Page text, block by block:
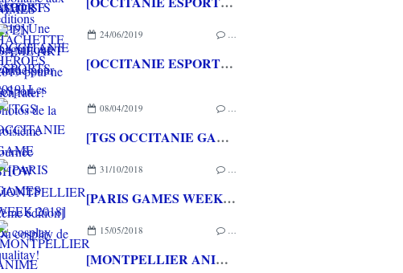
24/06/2019 …
[OCCITANIE ESPORTS 2019] Les photos de la troisième journée
08/04/2019 …
[TGS OCCITANIE GAME SHOW MONTPELLIER 2ème édition] Du cosplay de qualitay!
31/10/2018 …
[PARIS GAMES WEEK 2018] Le cosplay
15/05/2018 …
[MONTPELLIER ANIME GAME SHOW 2018] De beaux cosplays pour la 1ère édition